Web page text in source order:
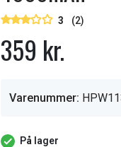
3 (2)
359 kr.
Varenummer:
På lager